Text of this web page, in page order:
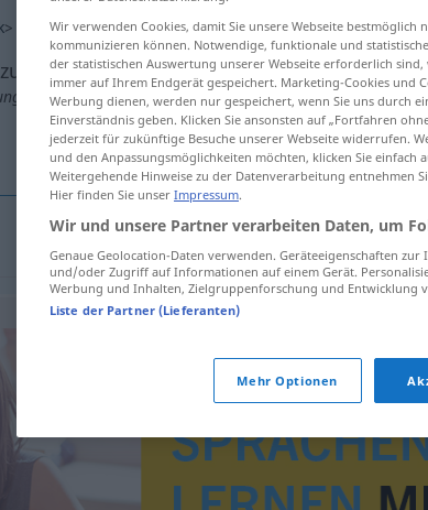
>
anklicken/antippen)
Wir verwenden Cookies, damit Sie unsere Webseite bestmöglich
kommunizieren können. Notwendige, funktionale und
der statistischen Auswertung unserer Webseite erforderlich
immer auf Ihrem Endgerät gespeichert. Marketing-Cookies und
Werbung dienen, werden nur gespeichert, wenn Sie uns durch
Einverständnis geben. Klicken Sie ansonsten auf „Fortfahren
jederzeit für zukünftige Besuche unserer Webseite widerrufen.
und den Anpassungsmöglichkeiten möchten, klicken Sie einfach
Weitergehende Hinweise zu der Datenverarbeitung entnehmen
Hier finden Sie unser Impressum.
Wir und unsere Partner verarbeiten Daten, um
Genaue Geolocation-Daten verwenden. Geräteeigenschaften
und/oder Zugriff auf Informationen auf einem Gerät.
Werbung und Inhalten, Zielgruppenforschung und Entwicklung
Liste der Partner (Lieferanten)
Mehr Optionen